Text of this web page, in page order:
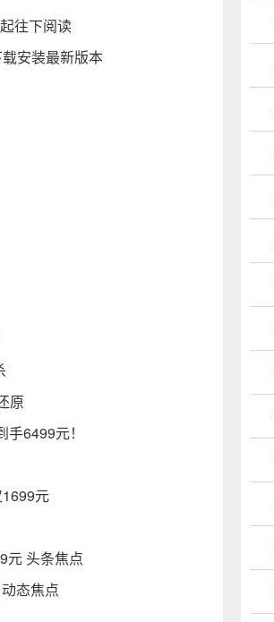
往下阅读
安装最新版本
原
6499元！
元
元 头条焦点
态焦点